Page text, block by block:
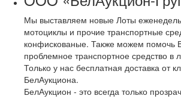
Мы выставляем новые Лоты
мотоциклы и прочие транспортные
конфискованые. Также можем помочь
проблемное транспортное средство в
Только у нас бесплатная доставка от
БелАукциона.
БелАукцион - это всегда только